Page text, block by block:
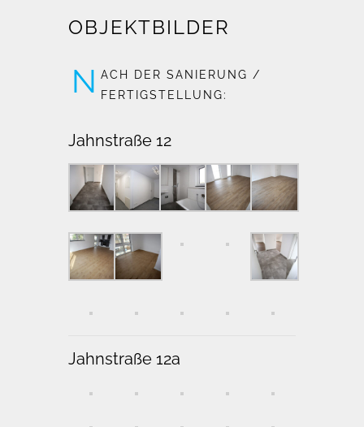
OBJEKTBILDER
N ACH DER SANIERUNG /
FERTIGSTELLUNG:
Jahnstraße 12
Jahnstraße 12a